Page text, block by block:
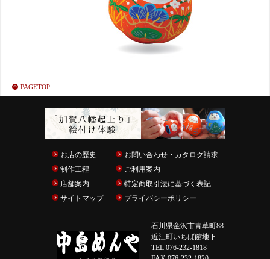
PAGETOP
お店の歴史
制作工程
店舗案内
サイトマップ
お問い合わせ・カタログ請求
ご利用案内
特定商取引法に基づく表記
プライバシーポリシー
石川県金沢市青草町88
近江町いちば館地下
TEL 076-232-1818